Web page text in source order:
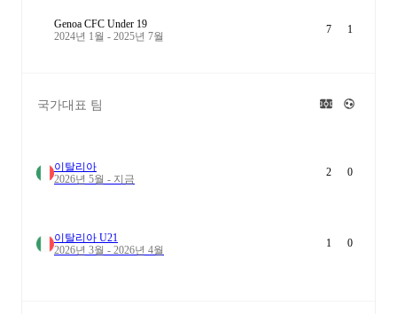
Genoa CFC Under 19
2024년 1월 - 2025년 7월
7 1
국가대표 팀
이탈리아
2026년 5월 - 지금
2 0
이탈리아 U21
2026년 3월 - 2026년 4월
1 0